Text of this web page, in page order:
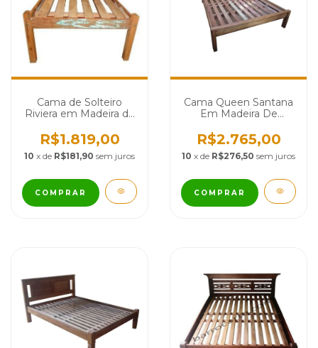
Cama de Solteiro
Riviera em Madeira de
R$1.819,00
10 x de R$181,90 sem juros
COMPRAR
Cama Queen Santana
Em Madeira De
R$2.765,00
10 x de R$276,50 sem juros
COMPRAR